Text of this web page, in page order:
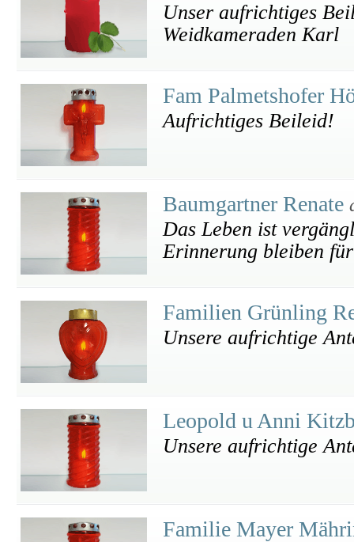
Unser aufrichtiges
Weidkameraden Karl
Fam Palmetshofer
Aufrichtiges Beileid!
Baumgartner Renate
Das Leben ist
Erinnerung bleiben
Familien Grünling
Unsere aufrichtige
Leopold u Anni
Unsere aufrichtige
Familie Mayer